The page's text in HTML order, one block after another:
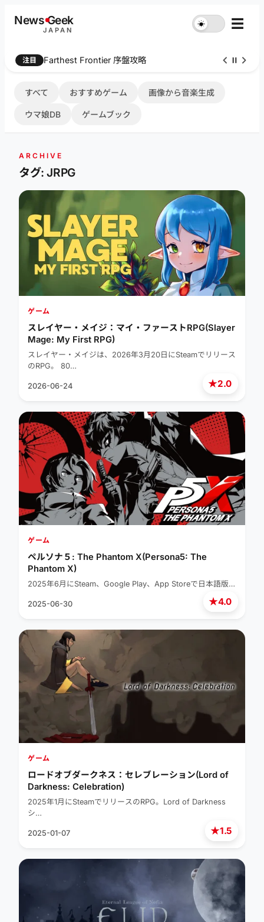
NewsGeek
JAPAN
☀︎ ☰
注目 Farthest Frontier 序盤攻略
すべて おすすめゲーム 画像から音楽生成
ウマ娘DB ゲームブック
ARCHIVE
タグ: JRPG
★2.0
ゲーム
スレイヤー・メイジ：マイ・ファーストRPG(Slayer
Mage: My First RPG)
スレイヤー・メイジは、2026年3月20日にSteamでリリース
のRPG。 80…
2026-06-24
★4.0
ゲーム
ペルソナ５: The Phantom X(Persona5: The
Phantom X)
2025年6月にSteam、Google Play、App Storeで日本語版…
2025-06-30
★1.5
ゲーム
ロードオブダークネス：セレブレーション(Lord of
Darkness: Celebration)
2025年1月にSteamでリリースのRPG。Lord of Darkness
シ…
2025-01-07